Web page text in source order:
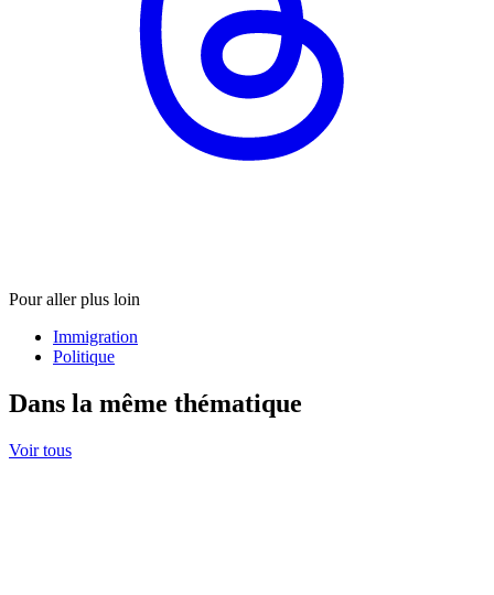
Pour aller plus loin
Immigration
Politique
Dans la même thématique
Voir tous